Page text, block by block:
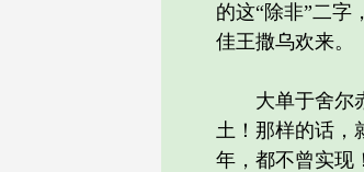
的这“除非”二字
佳王撒乌欢来。
大单于舍尔赤
土！那样的话，
年，都不曾实现！